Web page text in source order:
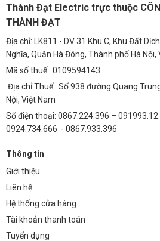
Thành Đạt Electric trực thuộc
THÀNH ĐẠT
Địa chỉ: LK811 - DV 31 Khu C, Khu Đất
Nghĩa, Quận Hà Đông, Thành phố Hà Nội,
Mã số thuế : 0109594143
Địa chỉ Thuế : Số 938 đường Quang
Nội, Việt Nam
Số điện thoại: 0867.224.396 –
0924.734.666 - 0867.933.396
Thông tin
Giới thiệu
Liên hệ
Hệ thống cửa hàng
Tài khoản thanh toán
Tuyển dụng